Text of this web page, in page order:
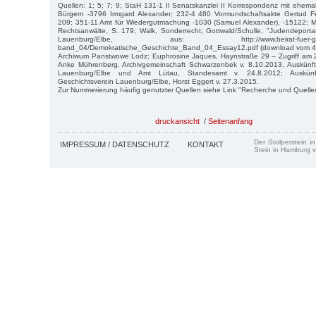
Quellen: 1; 5; 7; 9; StaH 131-1 II Senatskanzlei II Korrespondenz mit
Bürgern -3796 Irmgard Alexander; 232-4 480 Vormundschaftsakte Gertud
209; 351-11 Amt für Wiedergutmachung -1030 (Samuel Alexander), -15122;
Rechtsanwälte, S. 179; Walk, Sonderrecht; Gottwald/Schulle,
Lauenburg/Elbe, aus: http://www.beirat-fuer-
band_04/Demokratische_Geschichte_Band_04_Essay12.pdf (download vom
Archiwum Panstwowe Lodz; Euphrosine Jaques, Haynstraße 29 – Zugriff am
Anke Mührenberg, Archivgemeinschaft Schwarzenbek v. 8.10.2013,
Lauenburg/Elbe und Amt Lütau, Standesamt v. 24.8.2012;
Geschichtsverein Lauenburg/Elbe, Horst Eggert v. 27.3.2015.
Zur Nummerierung häufig genutzter Quellen siehe Link "Recherche und
druckansicht / Seitenanfang
IMPRESSUM / DATENSCHUTZ KONTAKT
Der Stolperstein
Stein in Hamburg